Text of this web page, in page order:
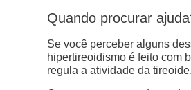
Quando procurar
Se você perceber alguns
hipertireoidismo é feito com
regula a atividade da tireoide.